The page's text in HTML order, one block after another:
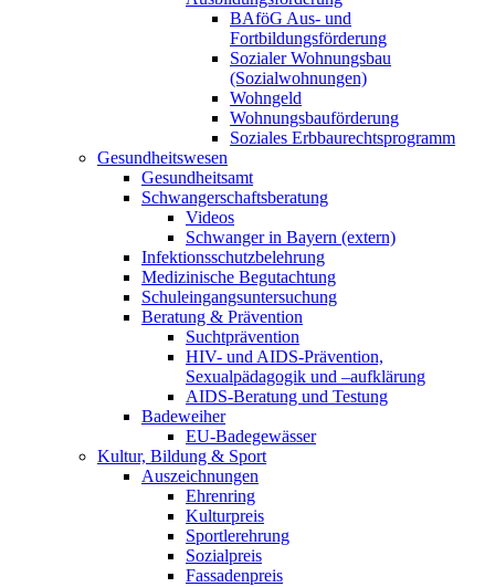
BAföG Aus- und
Fortbildungsförderung
Sozialer Wohnungsbau
(Sozialwohnungen)
Wohngeld
Wohnungsbauförderung
Soziales Erbbaurechtsprogramm
Gesundheitswesen
Gesundheitsamt
Schwangerschaftsberatung
Videos
Schwanger in Bayern (extern)
Infektionsschutzbelehrung
Medizinische Begutachtung
Schuleingangsuntersuchung
Beratung & Prävention
Suchtprävention
HIV- und AIDS-Prävention,
Sexualpädagogik und –aufklärung
AIDS-Beratung und Testung
Badeweiher
EU-Badegewässer
Kultur, Bildung & Sport
Auszeichnungen
Ehrenring
Kulturpreis
Sportlerehrung
Sozialpreis
Fassadenpreis